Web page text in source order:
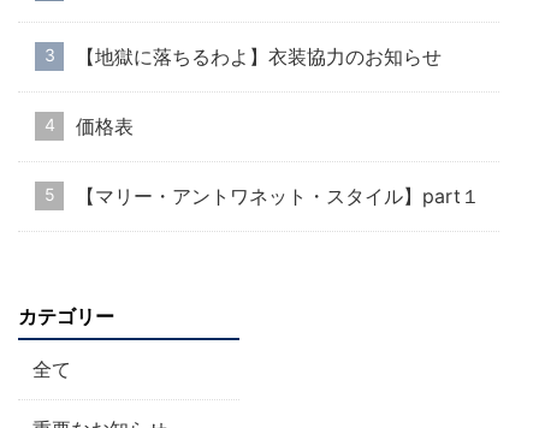
【地獄に落ちるわよ】衣装協力のお知らせ
価格表
【マリー・アントワネット・スタイル】part１
カテゴリー
全て